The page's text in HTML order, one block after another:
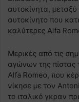
αυτοκίνητα,
αυτοκίνητο που
καλύτερες Alfa
Μερικές από τις
αγώνων της πίστας
Alfa Romeo, που
νίκησε με τον
το ιταλικό γκραν